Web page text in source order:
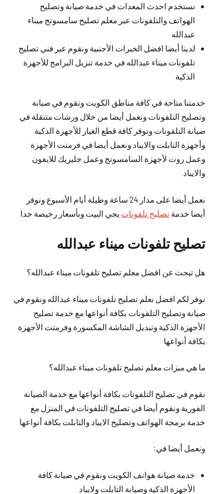
نستخدم احدث المعدات في خدمة صيانة وتصليح
الهواتف والتلفونات عبر معلم تصليح سامسونج ميناء
عبدالله
لدينا أيضا افضل الخبرات الأجنبية ونقوم عبر فني تصليح
تلفونات ميناء عبدالله في خدمة تنزيل البرامج للأجهزة
الذكية
خدمتنا متاحة في كافة مناطق الكويت ونقوم في صيانة
وتصليح التلفونات ونعمل أيضا من خلال ورشات متنقلة في
صيانة التلفونات ونوفر كافة قطع الغيار للأجهزة الذكية
وأجهزة التابلت والايباد ونعمل أيضا في فرمتت الأجهزة
وعمل روت لأجهزة السامسونج وعمل جلبريك للايفون
والايباد
نعمل أيضا
على مدار 24 ساعة وطيلة أيام الأسبوع ونوفر
أيضا خدمة تصليح تلفونات يجي البيت وبأسعار رخيصة جدا
تصليح تلفونات ميناء عبدالله
هل تبحث عن افضل معلم تصليح تلفونات ميناء عبدالله؟
نوفر لكم افضل نعلم تصليح تلفونات ميناء عبدالله ونقوم في
صيانة وتصليح التلفونات بكافة أنواعها مع خدمة تصليح
الأجهزة الذكية وتبديل الشاشة المكسورة وفرمتت الأجهزة
بكافة أنواعها
ما هي ميزات معلم تصليح تلفونات ميناء عبدالله؟
نقوم في تصليح التلفونات بكافة أنواعها مع خدمة الصيانة
الفورية ونقوم أيضا في تصليح التلفونات في المنزل مع
خدمة برمجة الهواتف وتصليح الايباد والتابلت بكافة أنواعها
ونعمل أيضا في:
خدمة صيانة هواتف الكويت ونقوم في صيانة كافة
الأجهزة الذكية وصيانة التابلت ولايباد